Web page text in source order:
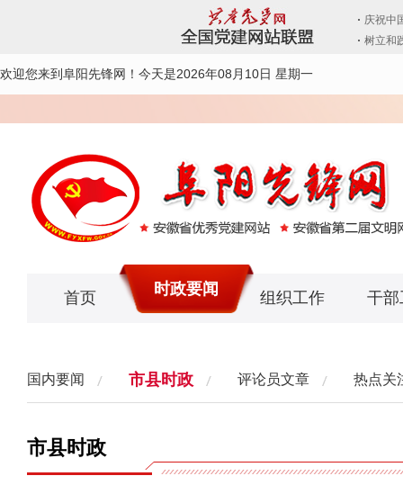
欢迎您来到阜阳先锋网！ 今天是2026年08月10日 星期一
首页 时政要闻 组织工作 干部
国内要闻 市县时政 评论员文章 热点关
市县时政